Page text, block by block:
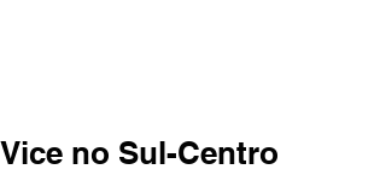
Vice no Sul-Centro